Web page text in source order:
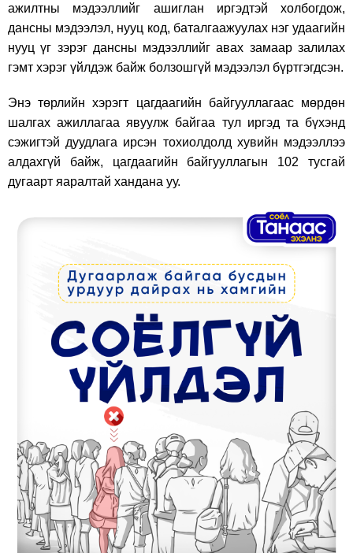
ажилтны мэдээллийг ашиглан иргэдтэй холбогдож,
дансны мэдээлэл, нууц код, баталгаажуулах нэг удаагийн
нууц үг зэрэг дансны мэдээллийг авах замаар залилах
гэмт хэрэг үйлдэж байж болзошгүй мэдээлэл бүртгэгдсэн.
Энэ төрлийн хэрэгт цагдаагийн байгууллагаас мөрдөн
шалгах ажиллагаа явуулж байгаа тул иргэд та бүхэнд
сэжигтэй дуудлага ирсэн тохиолдолд хувийн мэдээллээ
алдахгүй байж, цагдаагийн байгууллагын 102 тусгай
дугаарт яаралтай хандана уу.